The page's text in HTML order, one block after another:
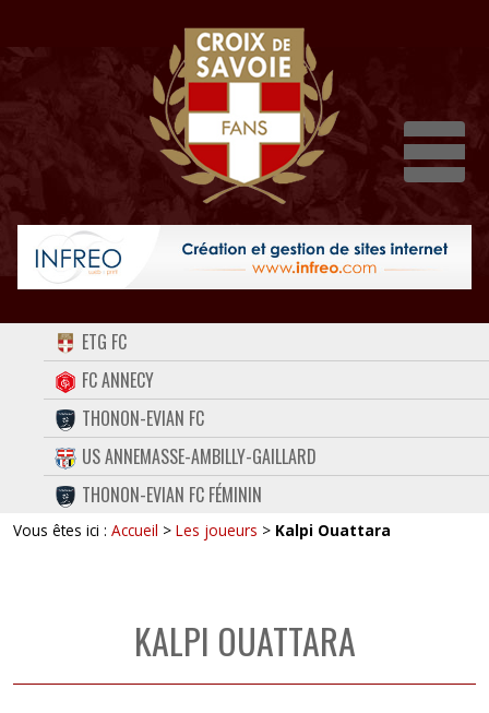
ACCUEIL
FORUM
CONTACT
FACEBOOK
TWITTER
ETG FC
FC ANNECY
THONON-EVIAN FC
US ANNEMASSE-AMBILLY-GAILLARD
THONON-EVIAN FC FÉMININ
Vous êtes ici : Accueil > Les joueurs > Kalpi Ouattara
KALPI OUATTARA